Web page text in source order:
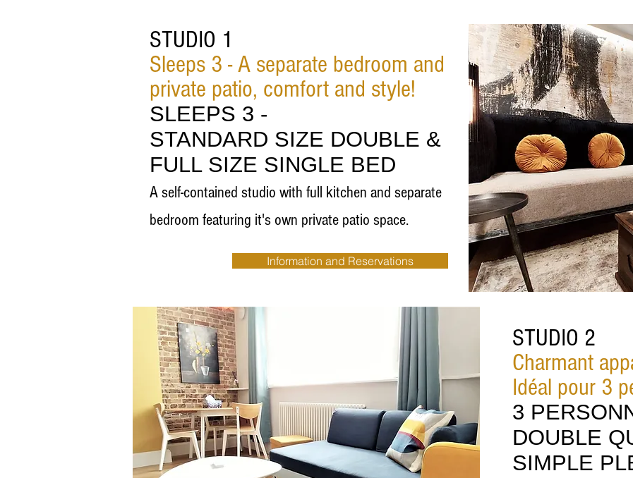
STUDIO 1
Sleeps 3 - A separate bedroom and
private patio, comfort and style!
SLEEPS 3 -
STANDARD SIZE DOUBLE &
FULL SIZE SINGLE BED
A self-contained studio with full kitchen and separate
bedroom featuring it's own private patio space.
Information and Reservations
STUDIO 2
Charmant
Idéal pour 3
3
DOUBLE
SIMPLE